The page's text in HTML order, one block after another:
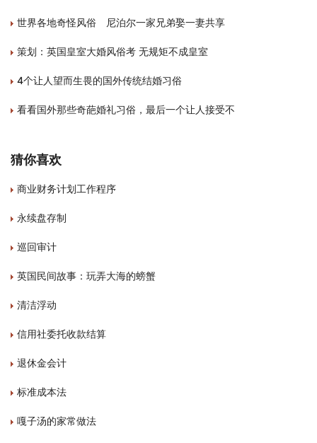
世界各地奇怪风俗 尼泊尔一家兄弟娶一妻共享
策划：英国皇室大婚风俗考 无规矩不成皇室
4个让人望而生畏的国外传统结婚习俗
看看国外那些奇葩婚礼习俗，最后一个让人接受不
猜你喜欢
商业财务计划工作程序
永续盘存制
巡回审计
英国民间故事：玩弄大海的螃蟹
清洁浮动
信用社委托收款结算
退休金会计
标准成本法
嘎子汤的家常做法